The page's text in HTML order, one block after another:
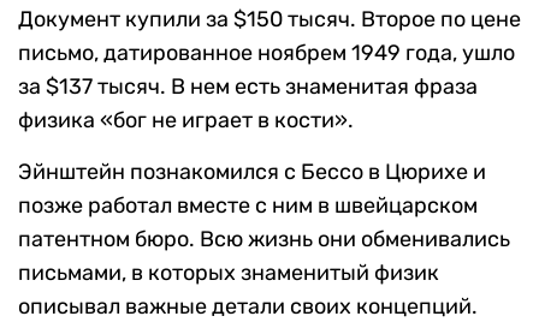
Документ купили за $150 тысяч. Второе по цене
письмо, датированное ноябрем 1949 года, ушло
за $137 тысяч. В нем есть знаменитая фраза
физика «бог не играет в кости».
Эйнштейн познакомился с Бессо в Цюрихе и
позже работал вместе с ним в швейцарском
патентном бюро. Всю жизнь они обменивались
письмами, в которых знаменитый физик
описывал важные детали своих концепций.